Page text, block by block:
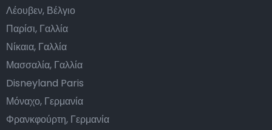
Λέουβεν, Βέλγιο
Παρίσι, Γαλλία
Νίκαια, Γαλλία
Μασσαλία, Γαλλία
Disneyland Paris
Μόναχο, Γερμανία
Φρανκφούρτη, Γερμανία